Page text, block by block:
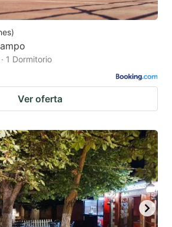
for
)
1 Dormitorio
Ver oferta